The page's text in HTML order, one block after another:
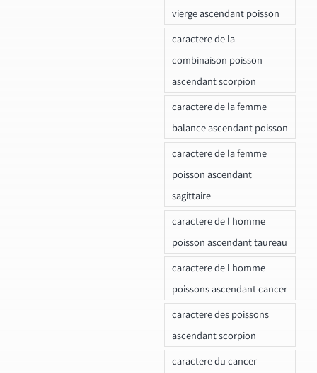
vierge ascendant poisson
caractere de la
combinaison poisson
ascendant scorpion
caractere de la femme
balance ascendant poisson
caractere de la femme
poisson ascendant
sagittaire
caractere de l homme
poisson ascendant taureau
caractere de l homme
poissons ascendant cancer
caractere des poissons
ascendant scorpion
caractere du cancer